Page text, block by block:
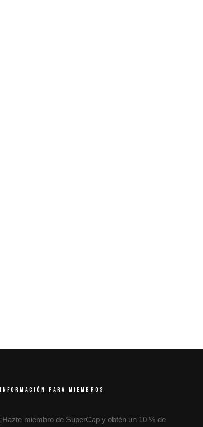
INFORMACIÓN PARA MIEMBROS
¡Hazte miembro de SuperCap y obtén un 10 % de